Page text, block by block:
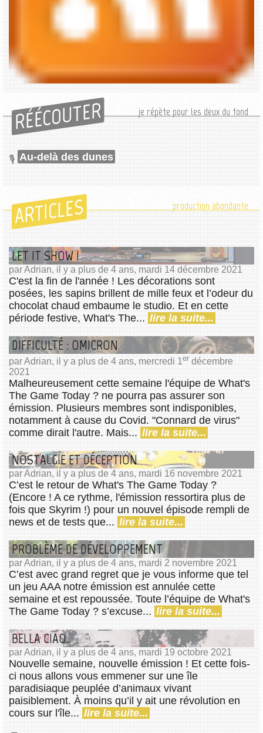
RÉÉCOUTER je répète pour les deux du fond
Au-delà des dunes
ARTICLES production abondante
LET IT SHOW !
par Adrian, il y a plus de 4 ans, mardi 14 décembre 2021
C'est la fin de l'année ! Les décorations sont
posées, les sapins brillent de mille feux et l’odeur du
chocolat chaud embaume le studio. Et en cette
période festive, What's The... lire la suite...
DIFFICULTÉ : OMICRON
par Adrian, il y a plus de 4 ans, mercredi 1er décembre
2021
Malheureusement cette semaine l'équipe de What's
The Game Today ? ne pourra pas assurer son
émission. Plusieurs membres sont indisponibles,
notamment à cause du Covid. "Connard de virus"
comme dirait l'autre. Mais... lire la suite...
NOSTALGIE ET DÉCEPTION
par Adrian, il y a plus de 4 ans, mardi 16 novembre 2021
C’est le retour de What's The Game Today ?
(Encore ! A ce rythme, l'émission ressortira plus de
fois que Skyrim !) pour un nouvel épisode rempli de
news et de tests que... lire la suite...
PROBLÈME DE DÉVELOPPEMENT
par Adrian, il y a plus de 4 ans, mardi 2 novembre 2021
C’est avec grand regret que je vous informe que tel
un jeu AAA notre émission est annulée cette
semaine et est repoussée. Toute l’équipe de What's
The Game Today ? s’excuse... lire la suite...
BELLA CIAO...
par Adrian, il y a plus de 4 ans, mardi 19 octobre 2021
Nouvelle semaine, nouvelle émission ! Et cette fois-
ci nous allons vous emmener sur une île
paradisiaque peuplée d’animaux vivant
paisiblement. À moins qu’il y ait une révolution en
cours sur l'île... lire la suite...